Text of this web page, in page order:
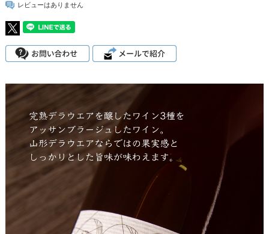
レビューはありません